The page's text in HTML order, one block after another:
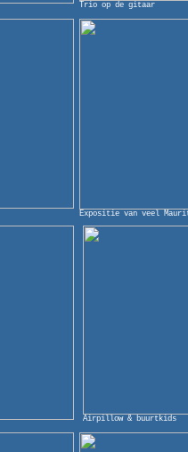
Trio op de gitaar
Expositie van veel
Airpillow & buurtkids